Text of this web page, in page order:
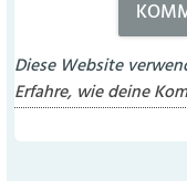
Diese Website
Erfahre, wie deine